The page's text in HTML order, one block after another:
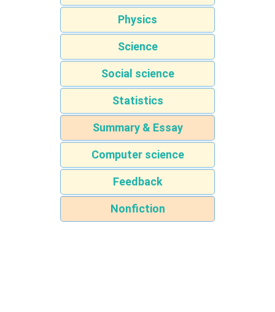
Physics
Science
Social science
Statistics
Summary & Essay
Computer science
Feedback
Nonfiction